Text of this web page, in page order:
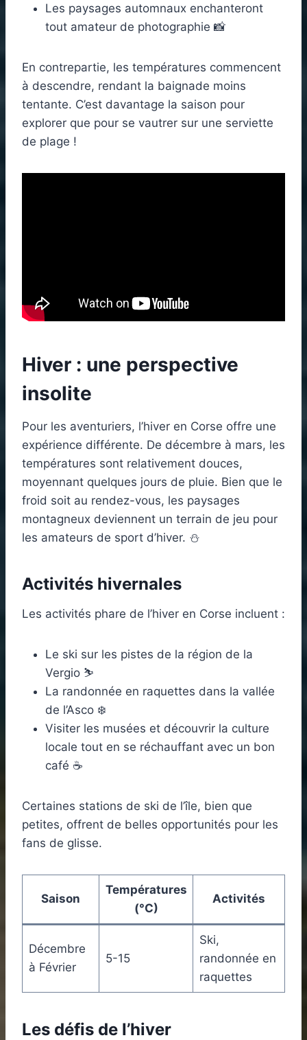
Les paysages automnaux enchanteront
tout amateur de photographie 📸
En contrepartie, les températures commencent
à descendre, rendant la baignade moins
tentante. C’est davantage la saison pour
explorer que pour se vautrer sur une serviette
de plage !
Hiver : une perspective
insolite
Pour les aventuriers, l’hiver en Corse offre une
expérience différente. De décembre à mars, les
températures sont relativement douces,
moyennant quelques jours de pluie. Bien que le
froid soit au rendez-vous, les paysages
montagneux deviennent un terrain de jeu pour
les amateurs de sport d’hiver. ⛄
Activités hivernales
Les activités phare de l’hiver en Corse incluent :
Le ski sur les pistes de la région de la
Vergio ⛷️
La randonnée en raquettes dans la vallée
de l’Asco ❄️
Visiter les musées et découvrir la culture
locale tout en se réchauffant avec un bon
café ☕
Certaines stations de ski de l’île, bien que
petites, offrent de belles opportunités pour les
fans de glisse.
Saison
Températures
(°C)
Activités
Décembre
à Février
5-15
Ski,
randonnée en
raquettes
Les défis de l’hiver